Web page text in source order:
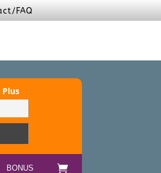
FAQ
BONUS